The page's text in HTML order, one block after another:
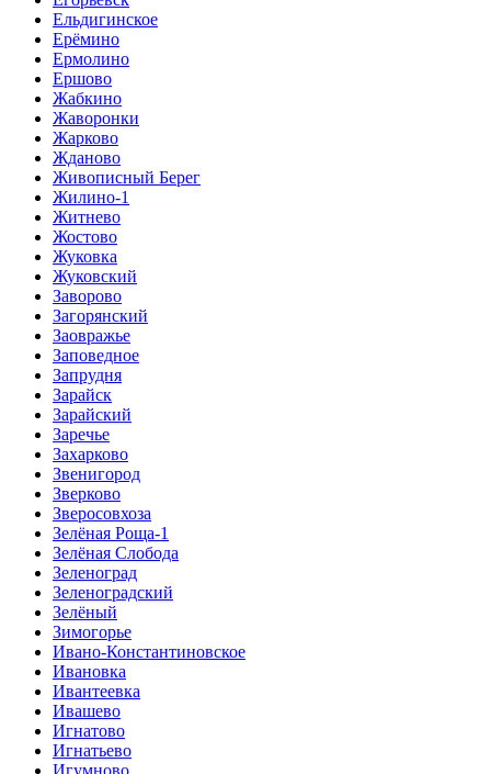
Ельдигинское
Ерёмино
Ермолино
Ершово
Жабкино
Жаворонки
Жарково
Жданово
Живописный Берег
Жилино-1
Житнево
Жостово
Жуковка
Жуковский
Заворово
Загорянский
Заовражье
Заповедное
Запрудня
Зарайск
Зарайский
Заречье
Захарково
Звенигород
Зверково
Зверосовхоза
Зелёная Роща-1
Зелёная Слобода
Зеленоград
Зеленоградский
Зелёный
Зимогорье
Ивано-Константиновское
Ивановка
Ивантеевка
Ивашево
Игнатово
Игнатьево
Игумново